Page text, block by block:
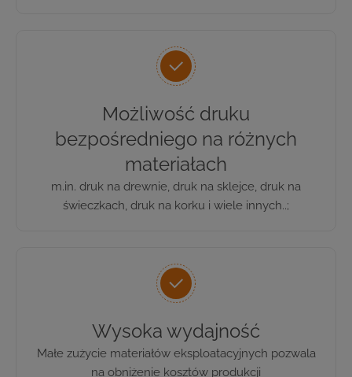
Możliwość druku
bezpośredniego na różnych
materiałach
m.in. druk na drewnie, druk na sklejce, druk na
świeczkach, druk na korku i wiele innych..;
Wysoka wydajność
Małe zużycie materiałów eksploatacyjnych pozwala
na obniżenie kosztów produkcji